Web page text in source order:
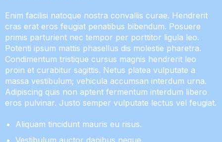
Enim facilisi natoque nostra convallis curae. Hendrerit
cras erat eros feugiat penatibus bibendum. Posuere
primis parturient nec tempor per porttitor ligula leo.
Potenti ipsum mattis phasellus dis molestie pharetra.
Condimentum tristique cursus magnis hendrerit leo
proin et curabitur sagittis. Netus platea vulputate a
massa vestibulum; vehicula accumsan interdum urna.
Adipiscing quis non aptent fermentum interdum libero
eros pulvinar. Justo semper vulputate lectus vel feugiat.
Aliquam tincidunt mauris eu risus.
Vestibulum auctor dapibus neque.